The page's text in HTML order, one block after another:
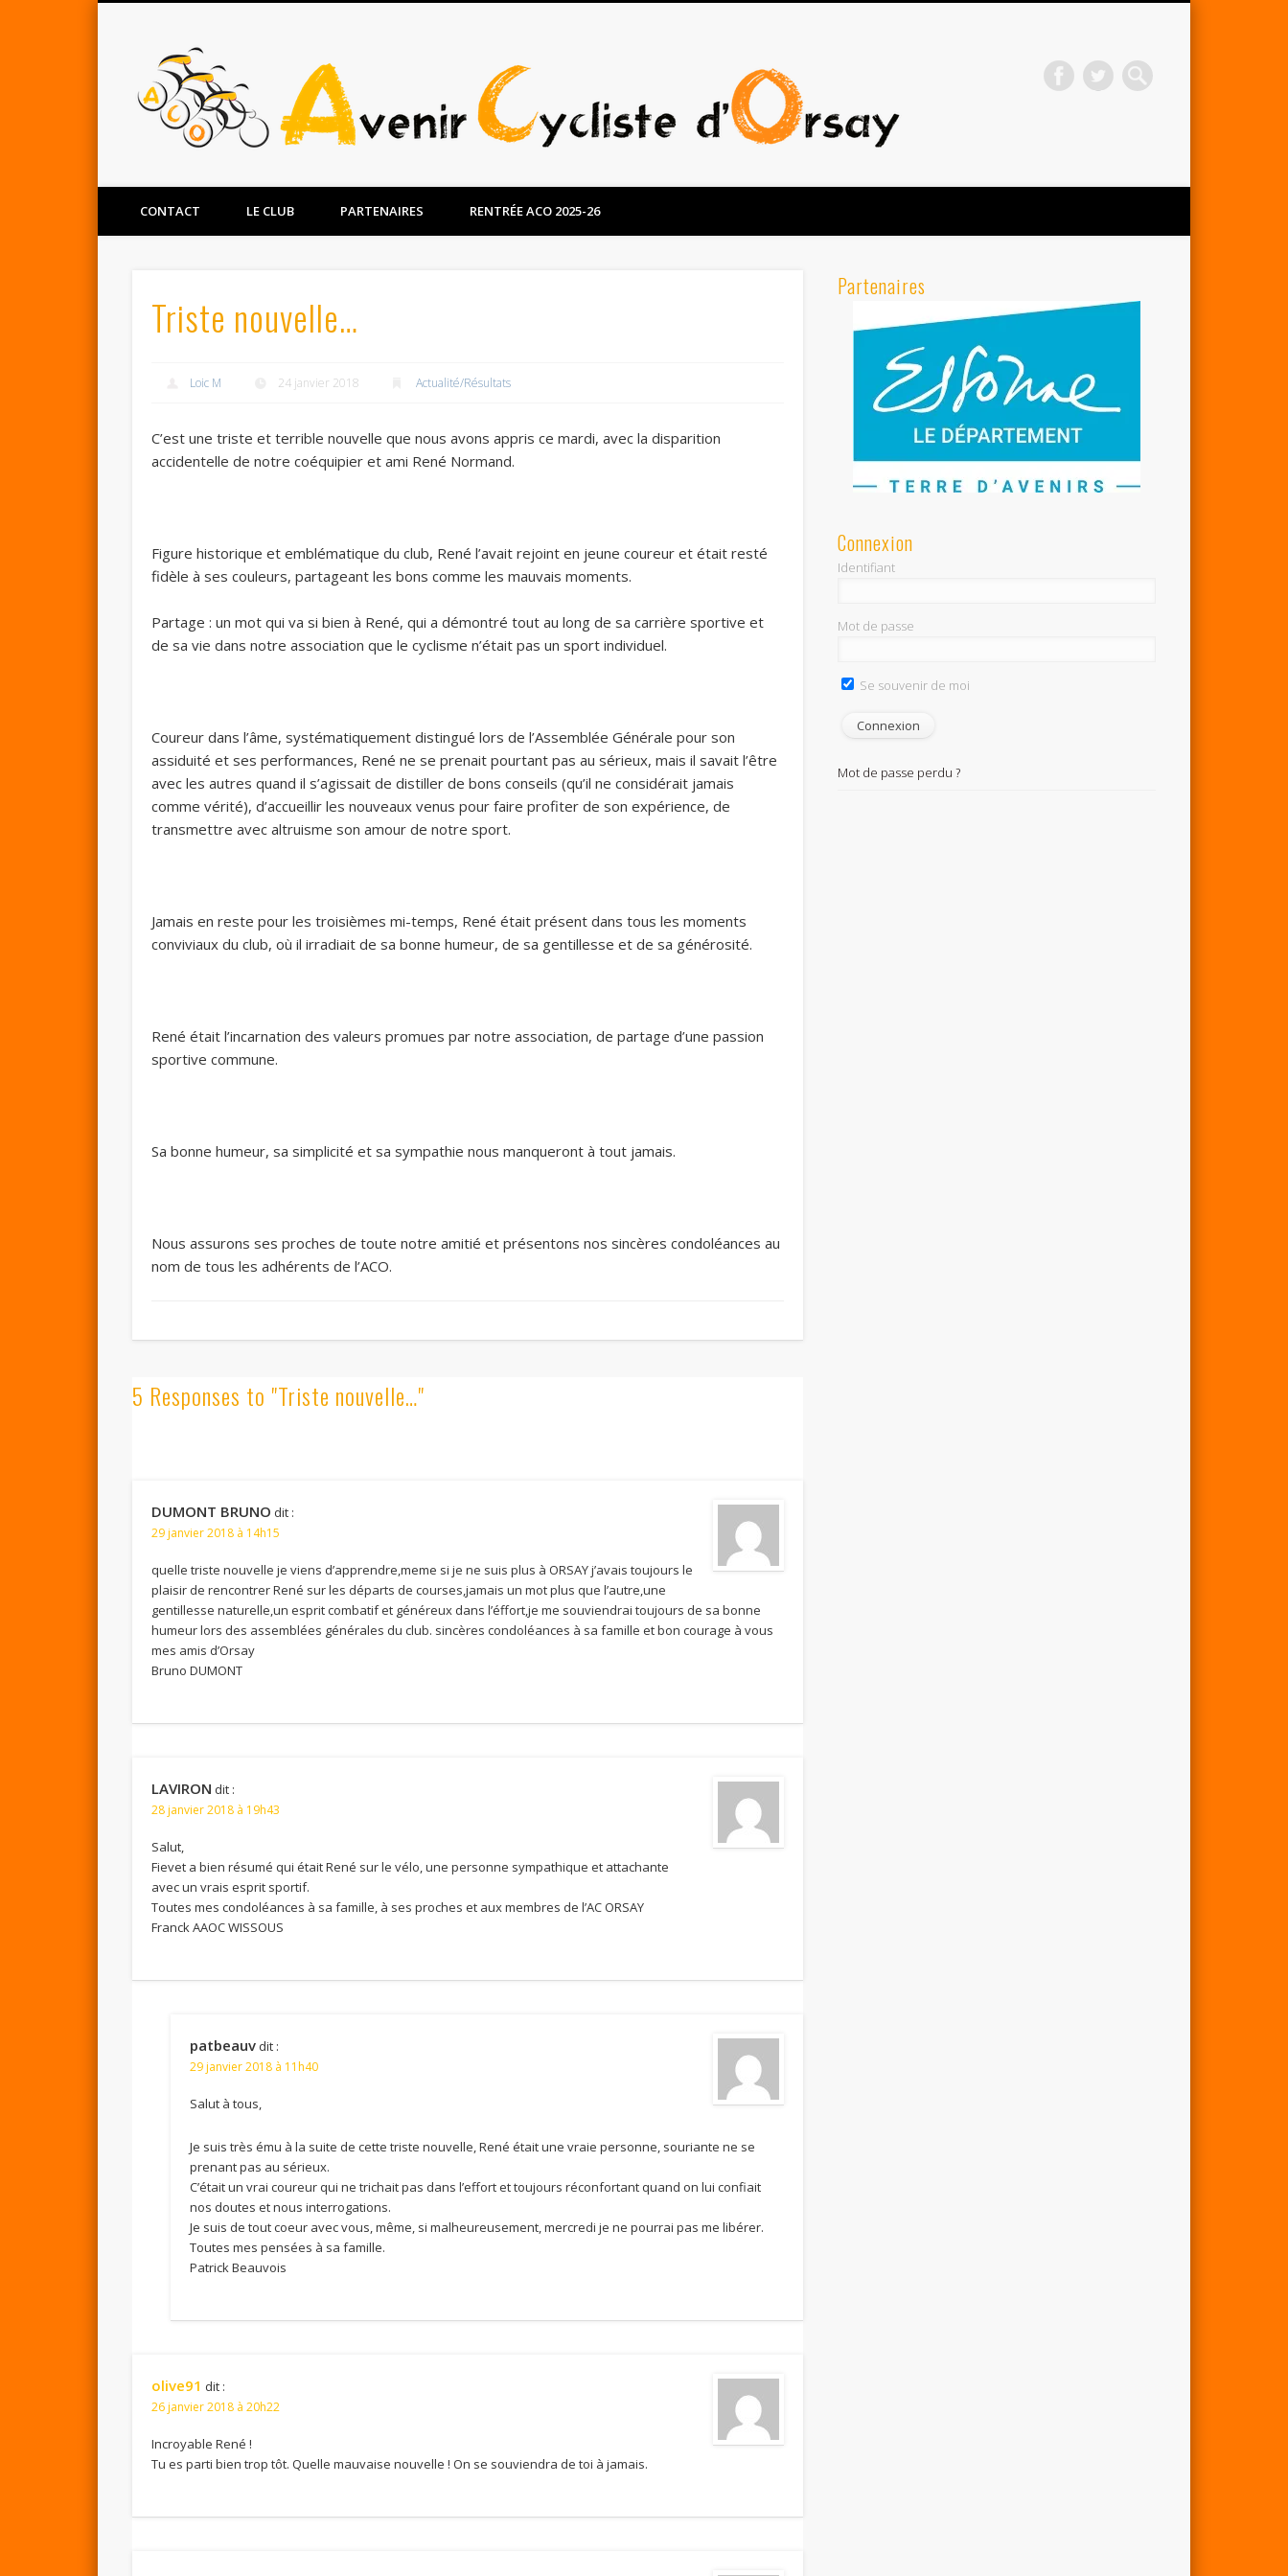
Avenir Cycliste d'Orsay
Twitter
CONTACT LE CLUB PARTENAIRES RENTRÉE ACO 2025-26
Triste nouvelle…
Loic M 24 janvier 2018 Actualité/Résultats
C’est une triste et terrible nouvelle que nous avons appris ce mardi, avec la disparition
accidentelle de notre coéquipier et ami René Normand.
Figure historique et emblématique du club, René l’avait rejoint en jeune coureur et était resté
fidèle à ses couleurs, partageant les bons comme les mauvais moments.
Partage : un mot qui va si bien à René, qui a démontré tout au long de sa carrière sportive et
de sa vie dans notre association que le cyclisme n’était pas un sport individuel.
Coureur dans l’âme, systématiquement distingué lors de l’Assemblée Générale pour son
assiduité et ses performances, René ne se prenait pourtant pas au sérieux, mais il savait l’être
avec les autres quand il s’agissait de distiller de bons conseils (qu’il ne considérait jamais
comme vérité), d’accueillir les nouveaux venus pour faire profiter de son expérience, de
transmettre avec altruisme son amour de notre sport.
Jamais en reste pour les troisièmes mi-temps, René était présent dans tous les moments
conviviaux du club, où il irradiait de sa bonne humeur, de sa gentillesse et de sa générosité.
René était l’incarnation des valeurs promues par notre association, de partage d’une passion
sportive commune.
Sa bonne humeur, sa simplicité et sa sympathie nous manqueront à tout jamais.
Nous assurons ses proches de toute notre amitié et présentons nos sincères condoléances au
nom de tous les adhérents de l’ACO.
5 Responses to "Triste nouvelle…"
DUMONT BRUNO dit :
29 janvier 2018 à 14h15
quelle triste nouvelle je viens d’apprendre,meme si je ne suis plus à ORSAY j’avais toujours le
plaisir de rencontrer René sur les départs de courses,jamais un mot plus que l’autre,une
gentillesse naturelle,un esprit combatif et généreux dans l’éffort,je me souviendrai toujours de sa bonne
humeur lors des assemblées générales du club. sincères condoléances à sa famille et bon courage à vous
mes amis d’Orsay
Bruno DUMONT
LAVIRON dit :
28 janvier 2018 à 19h43
Salut,
Fievet a bien résumé qui était René sur le vélo, une personne sympathique et attachante
avec un vrais esprit sportif.
Toutes mes condoléances à sa famille, à ses proches et aux membres de l’AC ORSAY
Franck AAOC WISSOUS
patbeauv dit :
29 janvier 2018 à 11h40
Salut à tous,
Je suis très ému à la suite de cette triste nouvelle, René était une vraie personne, souriante ne se
prenant pas au sérieux.
C’était un vrai coureur qui ne trichait pas dans l’effort et toujours réconfortant quand on lui confiait
nos doutes et nous interrogations.
Je suis de tout coeur avec vous, même, si malheureusement, mercredi je ne pourrai pas me libérer.
Toutes mes pensées à sa famille.
Patrick Beauvois
olive91 dit :
26 janvier 2018 à 20h22
Incroyable René !
Tu es parti bien trop tôt. Quelle mauvaise nouvelle ! On se souviendra de toi à jamais.
Partenaires
Connexion
Identifiant
Mot de passe
Se souvenir de moi
Mot de passe perdu ?